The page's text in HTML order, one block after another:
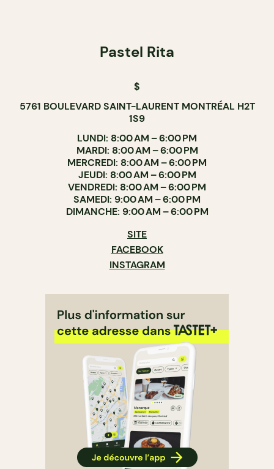
Pastel Rita
$
5761 BOULEVARD SAINT-LAURENT MONTRÉAL H2T
1S9
LUNDI: 8:00 AM – 6:00 PM
MARDI: 8:00 AM – 6:00 PM
MERCREDI: 8:00 AM – 6:00 PM
JEUDI: 8:00 AM – 6:00 PM
VENDREDI: 8:00 AM – 6:00 PM
SAMEDI: 9:00 AM – 6:00 PM
DIMANCHE: 9:00 AM – 6:00 PM
SITE
FACEBOOK
INSTAGRAM